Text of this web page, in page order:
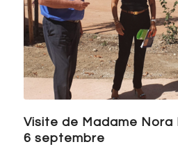
Visite de Madame Nora
6 septembre